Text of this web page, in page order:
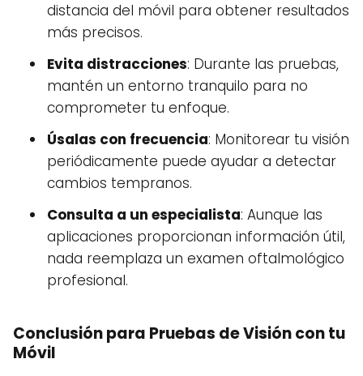
distancia del móvil para obtener resultados
más precisos.
Evita distracciones: Durante las pruebas,
mantén un entorno tranquilo para no
comprometer tu enfoque.
Úsalas con frecuencia: Monitorear tu visión
periódicamente puede ayudar a detectar
cambios tempranos.
Consulta a un especialista: Aunque las
aplicaciones proporcionan información útil,
nada reemplaza un examen oftalmológico
profesional.
Conclusión para Pruebas de Visión con tu
Móvil